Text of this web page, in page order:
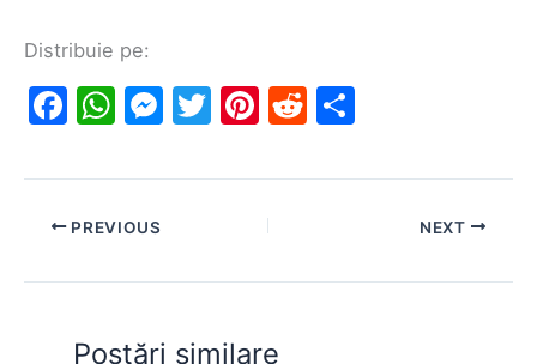
Distribuie pe:
F
c
e
o
o
W
at
s
p
p
M
s
n
g
T
itt
Pi
er
e
R
d ar
PREVIOUS NEXT
Postări similare